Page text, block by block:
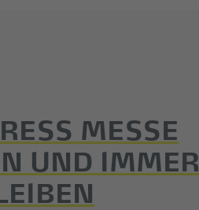
MESSE
UND IMMER